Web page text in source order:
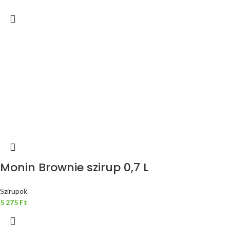
Monin Brownie szirup 0,7 L
Szirupok
5 275 Ft